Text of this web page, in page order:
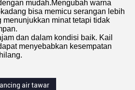
mudah.Mengubah warna
bisa memicu serangan lebih
menunjukkan minat tetapi tidak
dan dalam kondisi baik. Kail
menyebabkan kesempatan
air tawar